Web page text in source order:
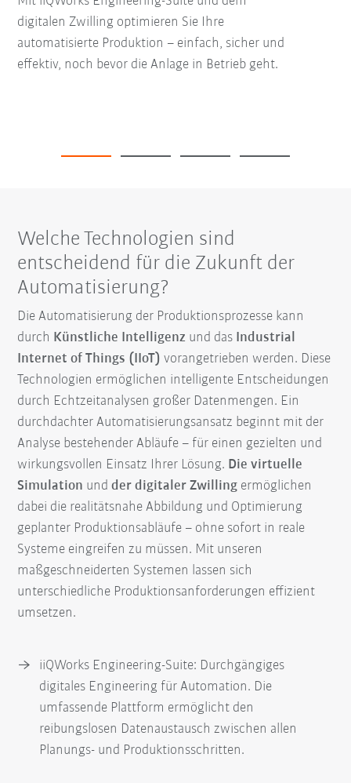
digitalen Zwilling optimieren Sie Ihre
automatisierte Produktion – einfach, sicher und
effektiv, noch bevor die Anlage in Betrieb geht.
Welche Technologien sind
entscheidend für die Zukunft der
Automatisierung?
Die Automatisierung der Produktionsprozesse kann
durch Künstliche Intelligenz und das Industrial
Internet of Things (IIoT)vorangetrieben werden. Diese
Technologien ermöglichen intelligente Entscheidungen
durch Echtzeitanalysen großer Datenmengen. Ein
durchdachter Automatisierungsansatz beginnt mit der
Analyse bestehender Abläufe – für einen gezielten und
wirkungsvollen Einsatz Ihrer Lösung. Die virtuelle
Simulation undder digitaler Zwilling ermöglichen
dabei die realitätsnahe Abbildung und Optimierung
geplanter Produktionsabläufe – ohne sofort in reale
Systeme eingreifen zu müssen. Mit unseren
maßgeschneiderten Systemen lassen sich
unterschiedliche Produktionsanforderungen effizient
umsetzen.
iiQWorks Engineering-Suite: Durchgängiges
digitales Engineering für Automation. Die
umfassende Plattform ermöglicht den
reibungslosen Datenaustausch zwischen allen
Planungs- und Produktionsschritten.